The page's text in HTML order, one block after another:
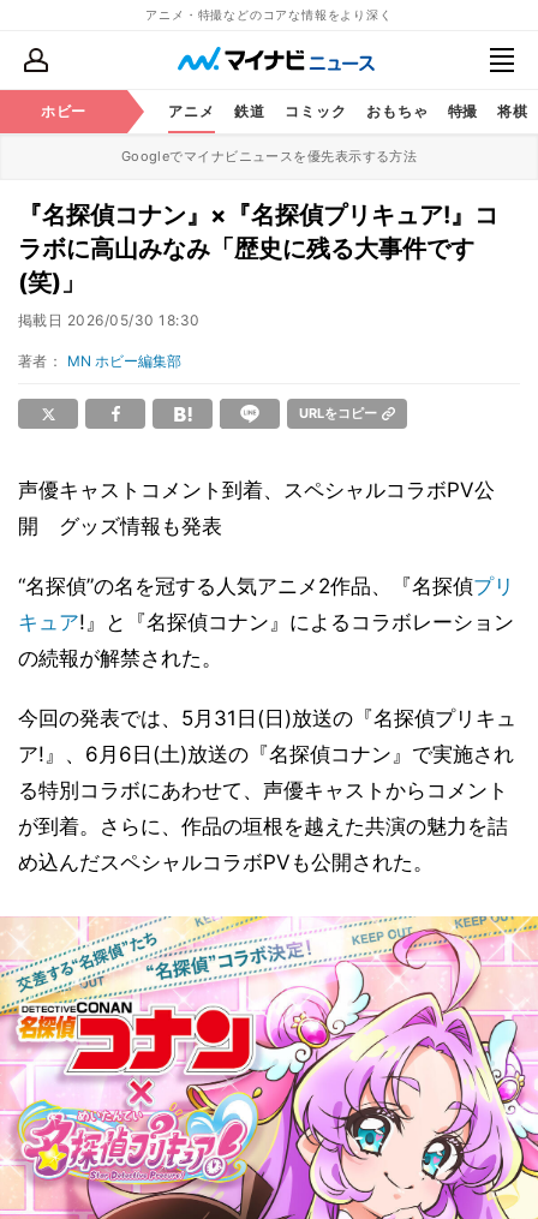
アニメ・特撮などのコアな情報をより深く
ホビー アニメ 鉄道 コミック おもちゃ 特撮 将棋
Googleでマイナビニュースを優先表示する方法
『名探偵コナン』×『名探偵プリキュア!』コ
ラボに高山みなみ「歴史に残る大事件です
(笑)」
掲載日 2026/05/30 18:30
著者： MN ホビー編集部
URLをコピー
声優キャストコメント到着、スペシャルコラボPV公
開 グッズ情報も発表
“名探偵”の名を冠する人気アニメ2作品、『名探偵プリ
キュア!』と『名探偵コナン』によるコラボレーション
の続報が解禁された。
今回の発表では、5月31日(日)放送の『名探偵プリキュ
ア!』、6月6日(土)放送の『名探偵コナン』で実施され
る特別コラボにあわせて、声優キャストからコメント
が到着。さらに、作品の垣根を越えた共演の魅力を詰
め込んだスペシャルコラボPVも公開された。